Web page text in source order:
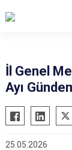
İl Genel
Ayı
25.05.2026